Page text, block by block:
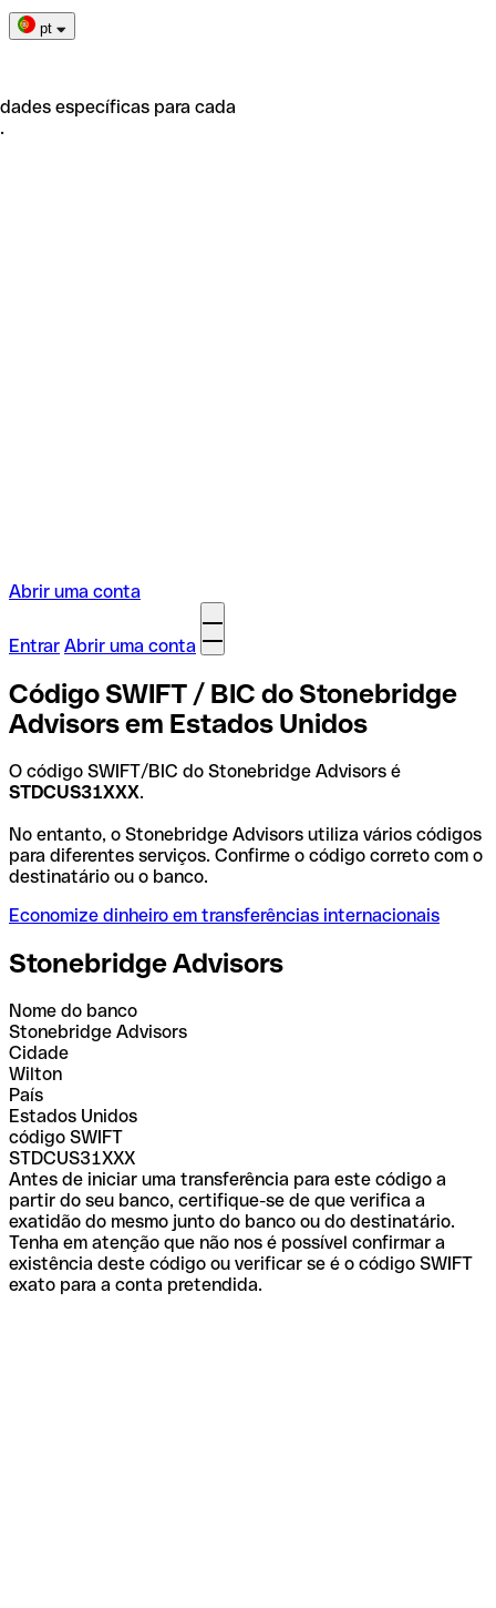
pt
específicas para cada
Abrir uma conta
Entrar Abrir uma conta
Código SWIFT / BIC do Stonebridge
Advisors em Estados Unidos
O código SWIFT/BIC do Stonebridge Advisors é
STDCUS31XXX.
No entanto, o Stonebridge Advisors utiliza vários códigos
para diferentes serviços. Confirme o código correto com o
destinatário ou o banco.
Economize dinheiro em transferências internacionais
Stonebridge Advisors
Nome do banco
Stonebridge Advisors
Cidade
Wilton
País
Estados Unidos
código SWIFT
STDCUS31XXX
Antes de iniciar uma transferência para este código a
partir do seu banco, certifique-se de que verifica a
exatidão do mesmo junto do banco ou do destinatário.
Tenha em atenção que não nos é possível confirmar a
existência deste código ou verificar se é o código SWIFT
exato para a conta pretendida.